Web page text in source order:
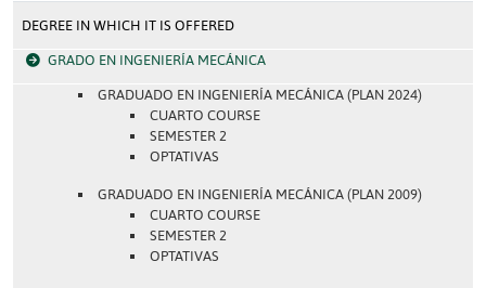
DEGREE IN WHICH IT IS OFFERED
GRADO EN INGENIERÍA MECÁNICA
GRADUADO EN INGENIERÍA MECÁNICA (PLAN 2024)
CUARTO COURSE
SEMESTER 2
OPTATIVAS
GRADUADO EN INGENIERÍA MECÁNICA (PLAN 2009)
CUARTO COURSE
SEMESTER 2
OPTATIVAS